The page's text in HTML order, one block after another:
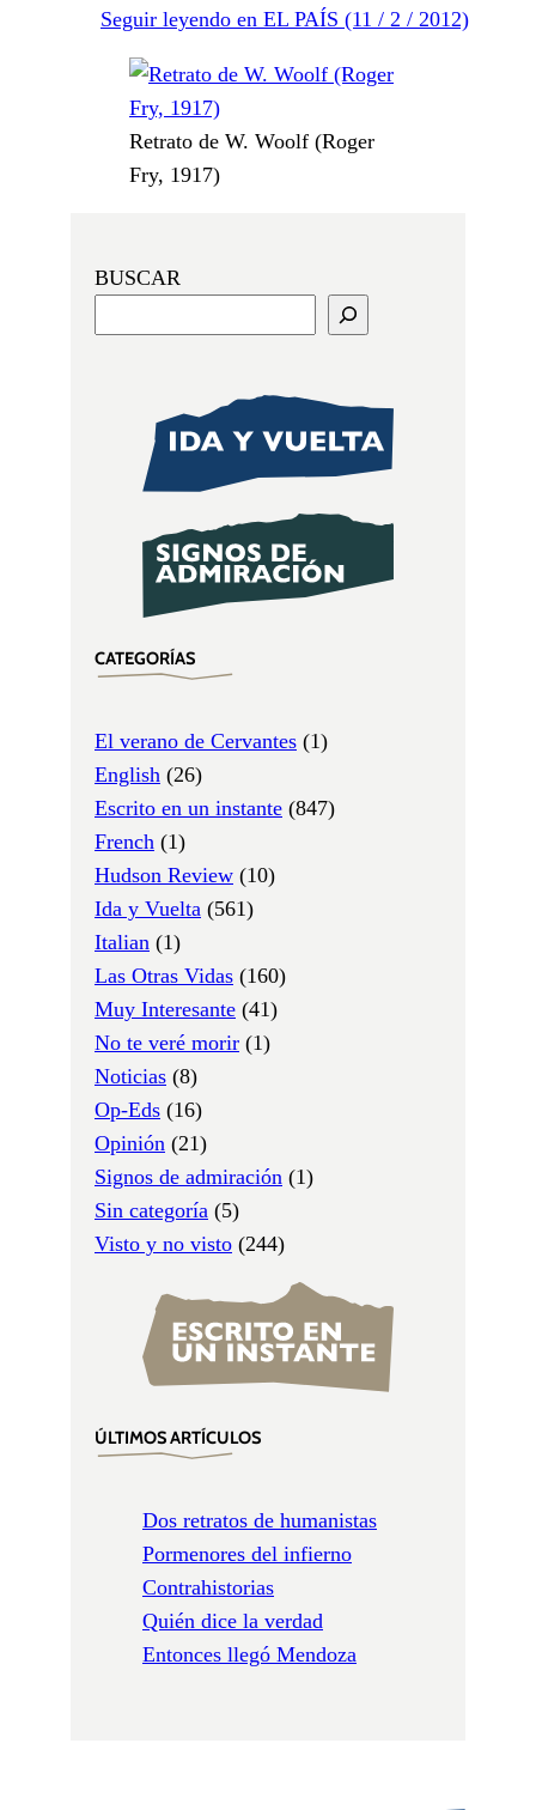
Seguir leyendo en EL PAÍS (11 / 2 / 2012)
Retrato de W. Woolf (Roger
Fry, 1917)
BUSCAR
CATEGORÍAS
El verano de Cervantes (1)
English (26)
Escrito en un instante (847)
French (1)
Hudson Review (10)
Ida y Vuelta (561)
Italian (1)
Las Otras Vidas (160)
Muy Interesante (41)
No te veré morir (1)
Noticias (8)
Op-Eds (16)
Opinión (21)
Signos de admiración (1)
Sin categoría (5)
Visto y no visto (244)
ÚLTIMOS ARTÍCULOS
Dos retratos de humanistas
Pormenores del infierno
Contrahistorias
Quién dice la verdad
Entonces llegó Mendoza